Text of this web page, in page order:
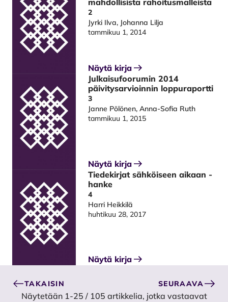
mahdollisista rahoitusmalleista
2
Jyrki Ilva, Johanna Lilja
tammikuu 1, 2014
Näytä kirja
Julkaisufoorumin 2014
päivitysarvioinnin loppuraportti
3
Janne Pölönen, Anna-Sofia Ruth
tammikuu 1, 2015
Näytä kirja
Tiedekirjat sähköiseen aikaan -
hanke
4
Harri Heikkilä
huhtikuu 28, 2017
Näytä kirja
Näytetään 1-25 / 105 artikkelia, jotka vastaavat
TAKAISIN SEURAAVA